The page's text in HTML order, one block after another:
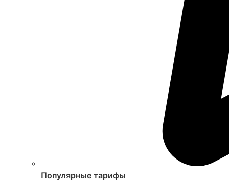
Популярные тарифы